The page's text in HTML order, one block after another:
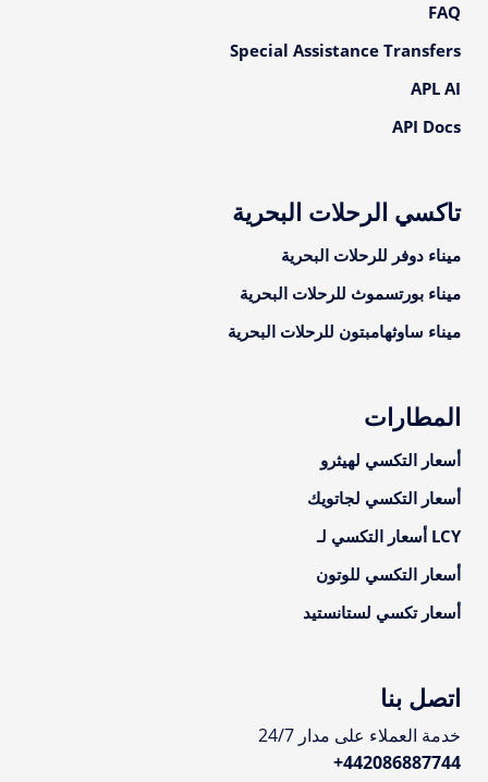
FAQ
Special Assistance Transfers
APL AI
API Docs
تاكسي الرحلات البحرية
ميناء دوفر للرحلات البحرية
ميناء بورتسموث للرحلات البحرية
ميناء ساوثهامبتون للرحلات البحرية
المطارات
أسعار التكسي لهيثرو
أسعار التكسي لجاتويك
LCY أسعار التكسي لـ
أسعار التكسي للوتون
أسعار تكسي لستانستيد
اتصل بنا
خدمة العملاء على مدار 24/7
+442086887744